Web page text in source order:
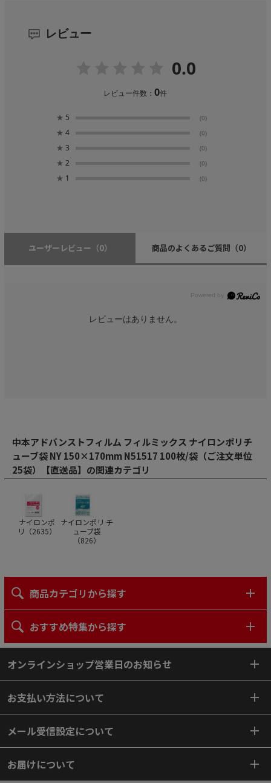
レビュー
0.0
レビュー件数：0件
★ 5 (0)
★ 4 (0)
★ 3 (0)
★ 2 (0)
★ 1 (0)
ユーザーレビュー （0） 商品のよくあるご質問 （0）
レビューはありません。
中本アドバンストフィルム フィルミックス ナイロンポリチ
ューブ袋 NY 150×170mm N51517 100枚/袋（ご注文単位
25袋）【直送品】の関連カテゴリ
ナイロンポ
リ（2635）
ナイロンポリ チ
ューブ袋
（826）
商品カテゴリから探す
おすすめ特集から探す
オンラインショップ営業日のお知らせ
お支払い方法について
メール受信設定について
お届けについて